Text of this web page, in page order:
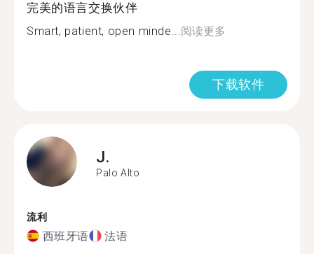
完美的语言交换伙伴
Smart, patient, open minde...阅读更多
下载软件
J.
Palo Alto
流利
西班牙语 法语